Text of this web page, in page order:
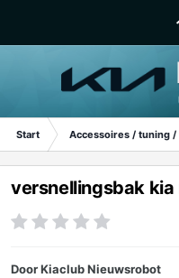
Start Accessoires / tuning /
versnellingsbak kia
DoorKiaclub Nieuwsrobot